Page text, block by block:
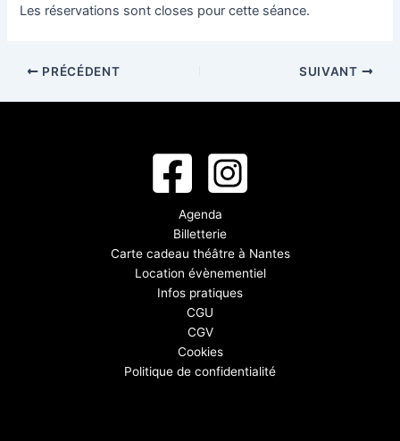
Les réservations sont closes pour cette séance.
PRÉCÉDENT SUIVANT
Agenda
Billetterie
Carte cadeau théâtre à Nantes
Location évènementiel
Infos pratiques
CGU
CGV
Cookies
Politique de confidentialité